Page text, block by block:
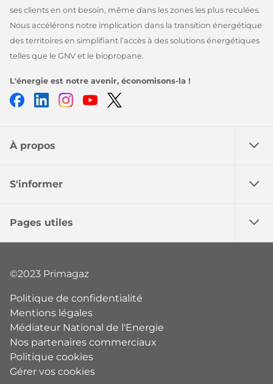
ses clients en ont besoin, même dans les zones les plus reculées.
Nous accélérons notre implication dans la transition énergétique
des territoires en simplifiant l’accès à des solutions énergétiques
telles que le GNV et le biopropane.
L'énergie est notre avenir, économisons-la !
FacebookLinkedInInstagram
Youtube
À propos
S'informer
Pages utiles
©2023 Primagaz
Politique de confidentialité
Mentions légales
Médiateur National de l'Energie
Nos partenaires commerciaux
Politique cookies
Gérer vos cookies